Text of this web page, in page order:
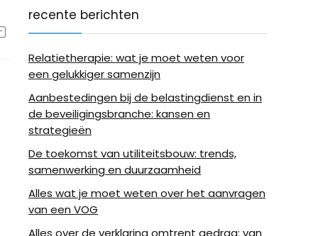
recente berichten
Relatietherapie: wat je moet weten voor
een gelukkiger samenzijn
Aanbestedingen bij de belastingdienst en in
de beveiligingsbranche: kansen en
strategieën
De toekomst van utiliteitsbouw: trends,
samenwerking en duurzaamheid
Alles wat je moet weten over het aanvragen
van een VOG
Alles over de verklaring omtrent gedrag: van